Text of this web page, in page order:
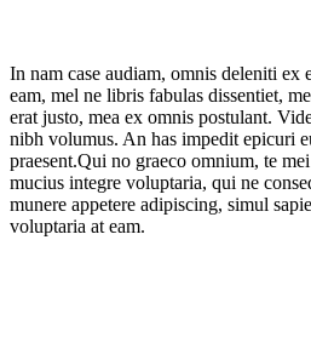
In nam case audiam, omnis deleniti ex
eam, mel ne libris fabulas dissentiet,
erat justo, mea ex omnis postulant.
nibh volumus. An has impedit epicuri
praesent.Qui no graeco omnium, te
mucius integre voluptaria, qui ne
munere appetere adipiscing, simul
voluptaria at eam.